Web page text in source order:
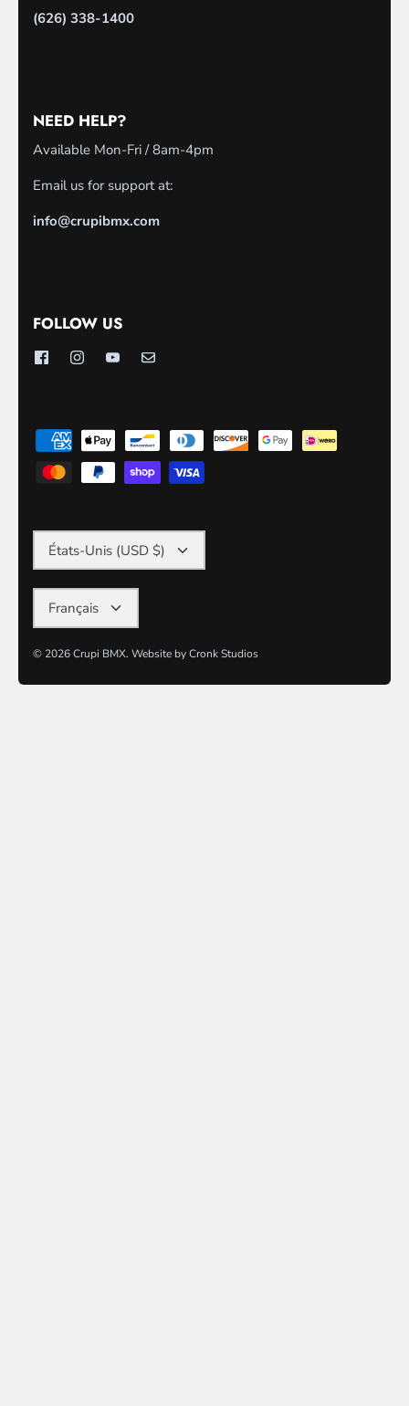
(626) 338-1400
NEED HELP?
Available Mon-Fri / 8am-4pm
Email us for support at:
info@crupibmx.com
FOLLOW US
DEVISE
États-Unis (USD $)
LANGUE
Français
© 2026Crupi BMX. Website byCronk Studios